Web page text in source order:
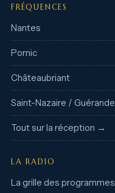
FRÉQUENCES
Nantes
Pornic
Châteaubriant
Saint-Nazaire / Guérande
Tout sur la réception →
LA RADIO
La grille des programmes